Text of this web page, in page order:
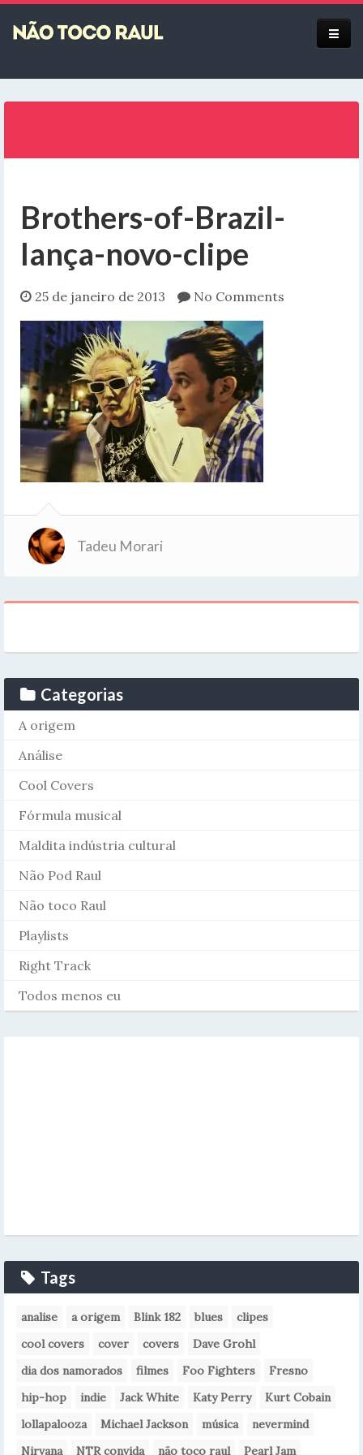
Equipe
Brothers-of-Brazil-
lança-novo-clipe
25 de janeiro de 2013 No Comments
Tadeu Morari
Categorias
A origem
Análise
Cool Covers
Fórmula musical
Maldita indústria cultural
Não Pod Raul
Não toco Raul
Playlists
Right Track
Todos menos eu
Tags
analise a origem Blink 182 blues
clipes
cool covers
cover covers
Dave Grohl
dia dos namorados
filmes Foo Fighters
Fresno
hip-hop
indie Jack White Katy Perry
Kurt Cobain
lollapalooza
Michael Jackson música
nevermind
Nirvana
NTR convida não toco raul Pearl Jam